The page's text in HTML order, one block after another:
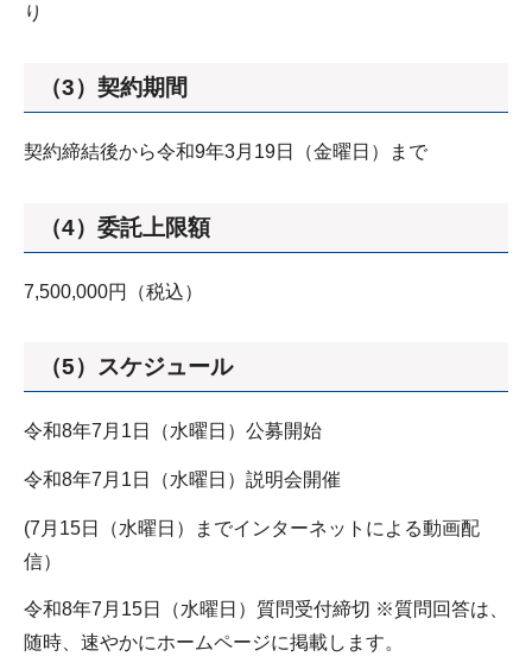
り
（3）契約期間
契約締結後から令和9年3月19日（金曜日）まで
（4）委託上限額
7,500,000円（税込）
（5）スケジュール
令和8年7月1日（水曜日）公募開始
令和8年7月1日（水曜日）説明会開催
(7月15日（水曜日）までインターネットによる動画配
信）
令和8年7月15日（水曜日）質問受付締切 ※質問回答は、
随時、速やかにホームページに掲載します。